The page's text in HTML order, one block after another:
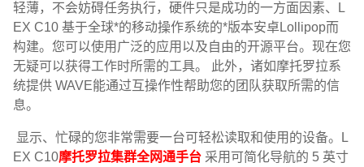
轻薄，不会妨碍任务执行，硬件只是成功的一方面因素、L
EX C10 基于全球*的移动操作系统的*版本安卓Lollipop而
构建。您可以使用广泛的应用以及自由的开源平台。现在您
无疑可以获得工作时所需的工具。 此外，诸如摩托罗拉系
统提供 WAVE能通过互操作性帮助您的团队获取所需的信
息。
显示、忙碌的您非常需要一台可轻松读取和使用的设备。L
EX C10摩托罗拉集群全网通手台 采用可简化导航的 5 英寸